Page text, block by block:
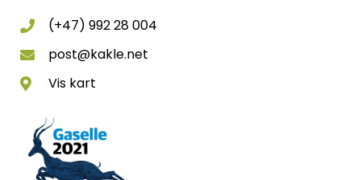
(+47) 992 28 004
post@kakle.net
Vis kart